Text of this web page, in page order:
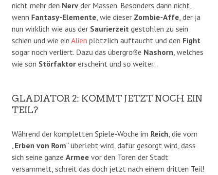
nicht mehr den Nerv der Massen. Besonders dann nicht,
wenn Fantasy-Elemente, wie dieser Zombie-Affe, der ja
nun wirklich wie aus der Saurierzeit gestohlen zu sein
schien und wie ein Alien plötzlich auftaucht und den Fight
sogar noch verliert. Dazu das übergroße Nashorn, welches
wie son Störfaktor erscheint und so weiter…
GLADIATOR 2: KOMMT JETZT NOCH EIN
TEIL?
Während der kompletten Spiele-Woche im Reich, die vom
„Erben von Rom“ überlebt wird, dafür gesorgt wird, dass
sich seine ganze Armee vor den Toren der Stadt
versammelt, schreit das doch jetzt nach einem dritten Teil!